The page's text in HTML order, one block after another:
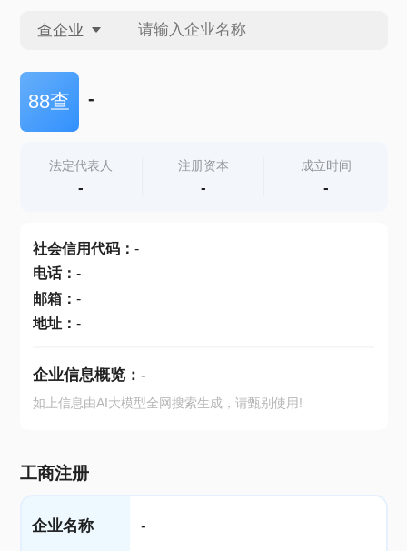
查企业
查企业
查产地
88查 -
法定代表人
-
注册资本
-
成立时间
-
社会信用代码： -
电话： -
邮箱： -
地址： -
企业信息概览： -
如上信息由AI大模型全网搜索生成，请甄别使用!
工商注册
企业名称 -